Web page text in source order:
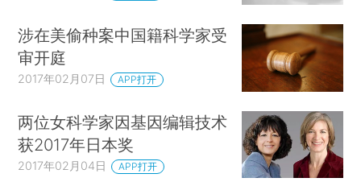
涉在美偷种案中国籍科学家受
审开庭
2017年02月07日 APP打开
两位女科学家因基因编辑技术
获2017年日本奖
2017年02月04日 APP打开